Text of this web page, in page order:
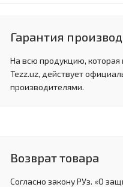
Гарантия
На всю продукцию,
Tezz.uz, действует
производителями.
Возврат товара
Согласно закону РУз. «О